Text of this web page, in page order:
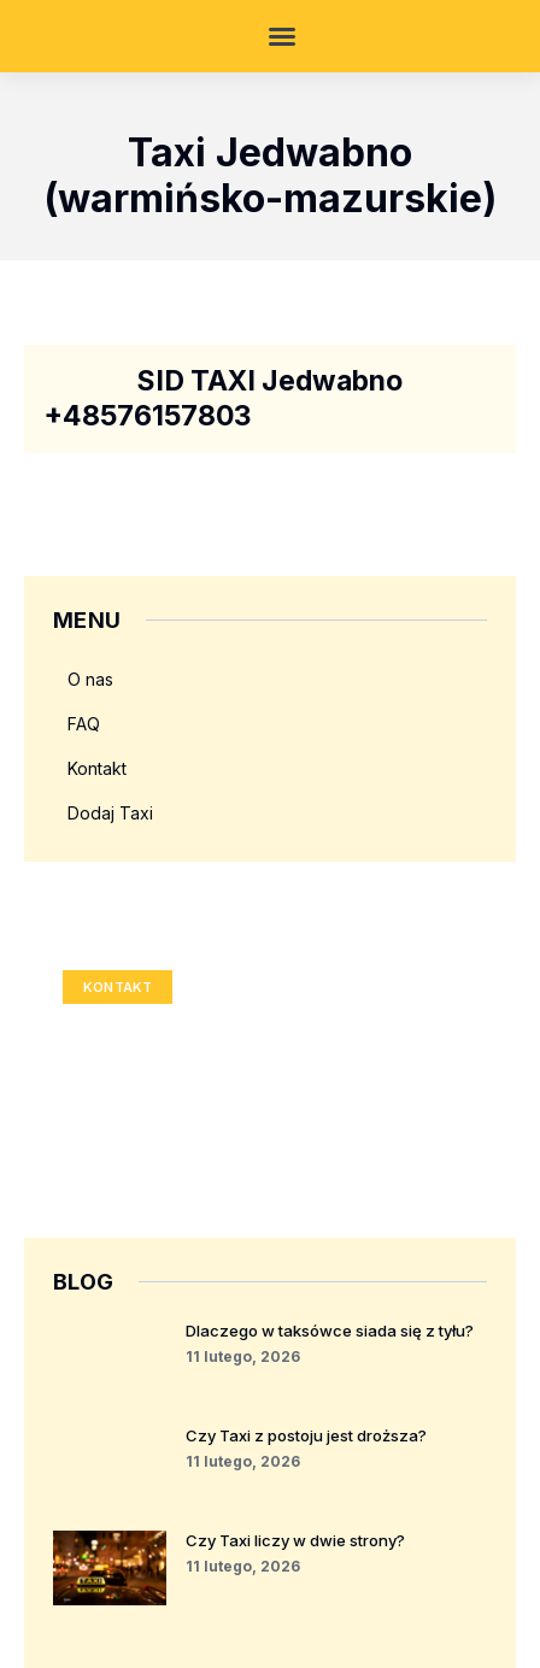
Taxi Jedwabno
(warmińsko-mazurskie)
SID TAXI Jedwabno
+48576157803
MENU
O nas
FAQ
Kontakt
Dodaj Taxi
KONTAKT
BLOG
Dlaczego w taksówce siada się z tyłu?
11 lutego, 2026
Czy Taxi z postoju jest droższa?
11 lutego, 2026
Czy Taxi liczy w dwie strony?
11 lutego, 2026